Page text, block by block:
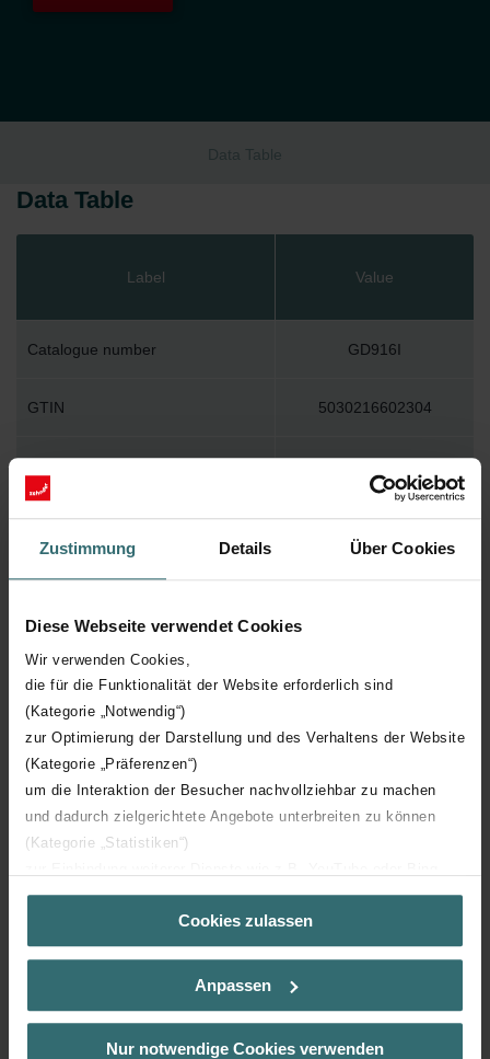
Zustimmung Details Über Cookies
Diese Webseite verwendet Cookies
Wir verwenden Cookies,
die für die Funktionalität der Website erforderlich sind
(Kategorie „Notwendig“)
zur Optimierung der Darstellung und des Verhaltens der Website
(Kategorie „Präferenzen“)
um die Interaktion der Besucher nachvollziehbar zu machen
und dadurch zielgerichtete Angebote unterbreiten zu können
(Kategorie „Statistiken“)
(Kategorie „Marketing“)
Über „Details zeigen“ bzw. die Datenschutzerklärung erhalten
Sie weitere Informationen. Durch die Auswahl der Kategorie
der Auswahl von „Statistiken“ willigen Sie ein, dass wir Ihren
Besuchsverlauf auf unserer Website verwenden, um Ihnen die
bestmögliche Nutzererfahrung zu ermöglichen und Ihnen
Cookies zulassen
Anpassen
Nur notwendige Cookies verwenden
Data Table
Data Table
Label Value
Catalogue number GD916I
GTIN 5030216602304
With push-on profile
Air guide vanes
Downloads
loading...
Back to main product